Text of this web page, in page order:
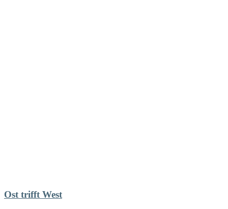
Ost trifft West